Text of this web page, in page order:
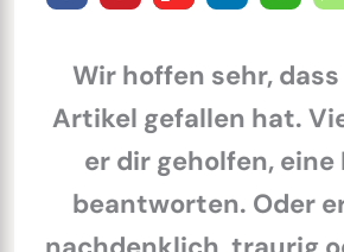
Wir hoffen sehr,
Artikel gefallen hat.
er dir geholfen, eine
beantworten. Oder